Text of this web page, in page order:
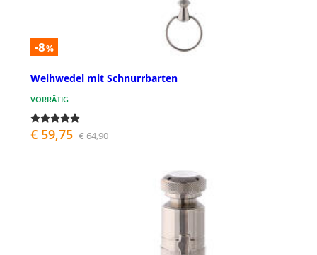
-8%
Weihwedel mit Schnurrbarten
VORRÄTIG
€ 59,75 € 64,90